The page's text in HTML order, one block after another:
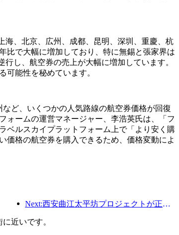
海、北京、広州、成都、昆明、深圳、重慶、杭
比で大幅に増加しており、特に無錫と張家界は
し、航空券の売上が大幅に増加しています。
可能性を秘めています。
ど、いくつかの人気路線の航空券価格が回復
ォームの運営マネージャー、李浩英氏は、「フ
ベルスカイプラットフォーム上で「より安く購
価格の航空券を購入できるため、価格変動によ
Next:西安曲江太平坊プロジェクトが正式に着工し、総建築面積は13万7000平方メートルとなる。
近いです。